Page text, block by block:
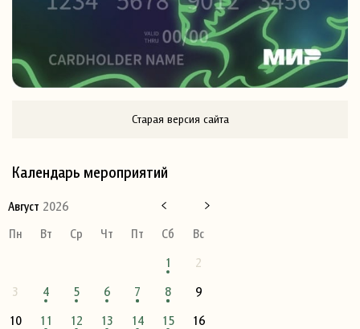
Старая версия сайта
Календарь мероприятий
Август 2026
Пн
Вт Ср Чт Пт Сб
Вс
1
2
3
4 5 6 7 8
9
10
11 12 13 14 15
16